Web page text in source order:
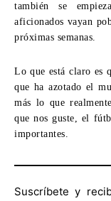
también se
aficionados vayan
próximas semanas.
Lo que está claro es
que ha azotado el
más lo que
que nos guste, el
importantes.
Suscríbete y